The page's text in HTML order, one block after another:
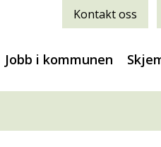
Kontakt oss
Jobb i kommunen